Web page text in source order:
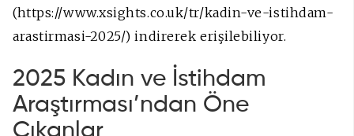
(https://www.xsights.co.uk/tr/kadin-ve-istihdam-
arastirmasi-2025/) indirerek erişilebiliyor.
2025 Kadın ve İstihdam
Araştırması’ndan Öne